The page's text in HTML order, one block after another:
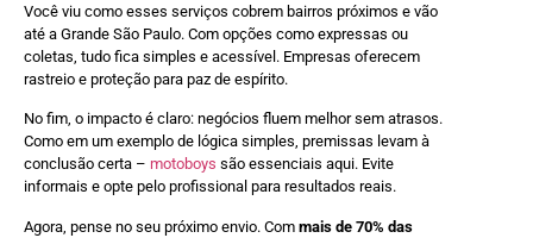
Você viu como esses serviços cobrem bairros próximos e vão
até a Grande São Paulo. Com opções como expressas ou
coletas, tudo fica simples e acessível. Empresas oferecem
rastreio e proteção para paz de espírito.
No fim, o impacto é claro: negócios fluem melhor sem atrasos.
Como em um exemplo de lógica simples, premissas levam à
conclusão certa – motoboys são essenciais aqui. Evite
informais e opte pelo profissional para resultados reais.
Agora, pense no seu próximo envio. Com mais de 70% das